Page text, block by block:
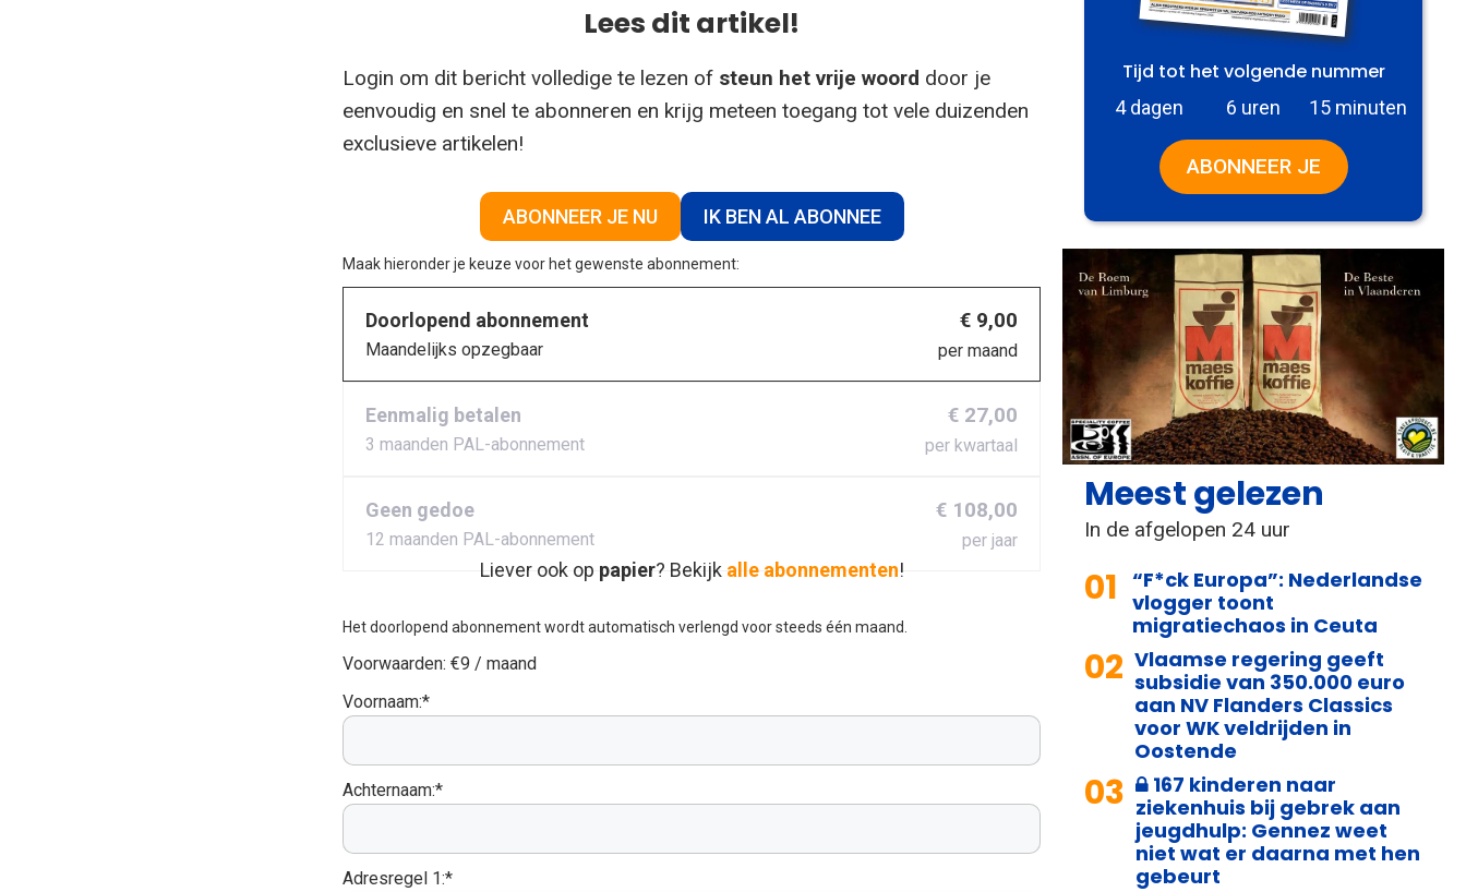
Lees dit artikel!
Login om dit bericht volledige te lezen of steun het vrije woord door je
eenvoudig en snel te abonneren en krijg meteen toegang tot vele duizenden
exclusieve artikelen!
ABONNEER JE NU IK BEN AL ABONNEE
Maak hieronder je keuze voor het gewenste abonnement:
Doorlopend abonnement
Maandelijks opzegbaar
€ 9,00
per maand
Eenmalig betalen
3 maanden PAL-abonnement
€ 27,00
per kwartaal
Geen gedoe
12 maanden PAL-abonnement
€ 108,00
per jaar
Liever ook op papier? Bekijk alle abonnementen!
Het doorlopend abonnement wordt automatisch verlengd voor steeds één maand.
Voorwaarden: €9 / maand
Voornaam:*
Achternaam:*
Adresregel 1:*
Tijd tot het volgende nummer
4 dagen 6 uren 15 minuten
ABONNEER JE
Meest gelezen
In de afgelopen 24 uur
01 “F*ck Europa”: Nederlandse
vlogger toont
migratiechaos in Ceuta
02 Vlaamse regering geeft
subsidie van 350.000 euro
aan NV Flanders Classics
voor WK veldrijden in
Oostende
03
167 kinderen naar
ziekenhuis bij gebrek aan
jeugdhulp: Gennez weet
niet wat er daarna met hen
gebeurt